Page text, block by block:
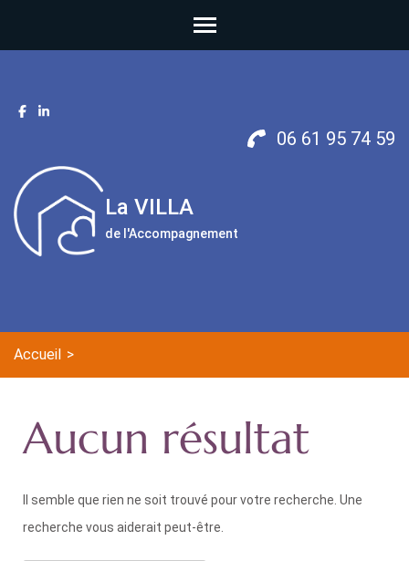
06 61 95 74 59
La VILLA
de l'Accompagnement
Accueil >
Aucun résultat
Il semble que rien ne soit trouvé pour votre recherche. Une
recherche vous aiderait peut-être.